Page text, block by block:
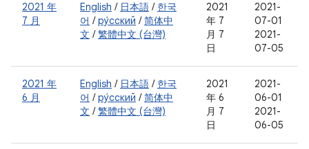
2021 年
7 月
English / 日本語 / 한국
어 /ру́сский /简体中
文 /繁體中文 (台灣)
2021
年 7
月 7
日
2021-
07-01
2021-
07-05
2021 年
6 月
English / 日本語 / 한국
어 /ру́сский /简体中
文 /繁體中文 (台灣)
2021
年 6
月 7
日
2021-
06-01
2021-
06-05